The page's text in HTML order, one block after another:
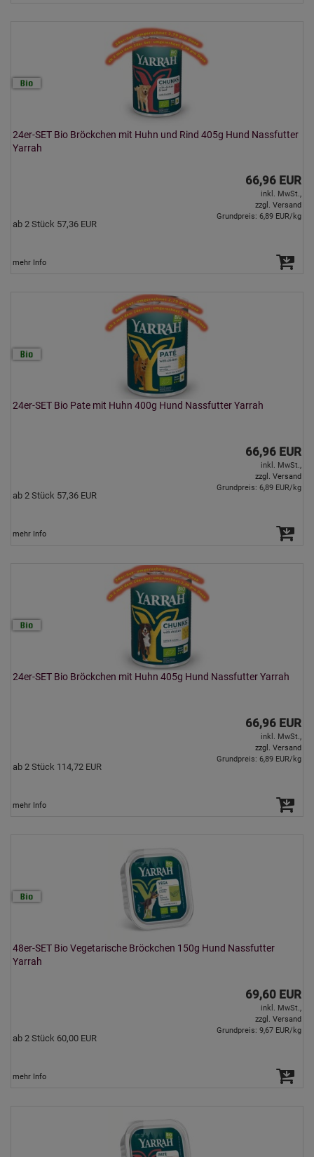
24er-SET Bio Bröckchen mit Huhn und Rind 405g Hund Nassfutter
Yarrah
66,96 EUR
inkl. MwSt.,
zzgl. Versand
ab 2 Stück 57,36 EUR
Grundpreis: 6,89 EUR/kg
mehr Info
24er-SET Bio Pate mit Huhn 400g Hund Nassfutter Yarrah
66,96 EUR
inkl. MwSt.,
zzgl. Versand
ab 2 Stück 57,36 EUR
Grundpreis: 6,89 EUR/kg
mehr Info
24er-SET Bio Bröckchen mit Huhn 405g Hund Nassfutter Yarrah
66,96 EUR
inkl. MwSt.,
zzgl. Versand
ab 2 Stück 114,72 EUR
Grundpreis: 6,89 EUR/kg
mehr Info
48er-SET Bio Vegetarische Bröckchen 150g Hund Nassfutter
Yarrah
69,60 EUR
inkl. MwSt.,
zzgl. Versand
ab 2 Stück 60,00 EUR
Grundpreis: 9,67 EUR/kg
mehr Info